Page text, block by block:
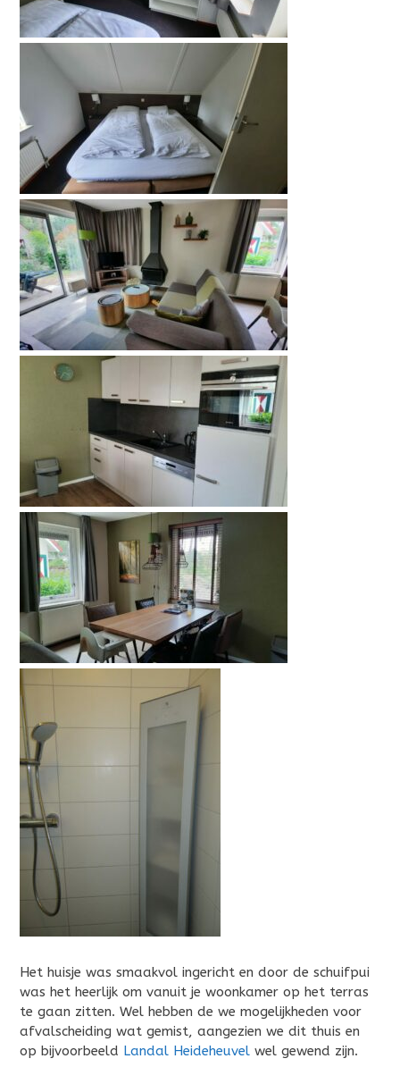
Het huisje was smaakvol ingericht en door de schuifpui
was het heerlijk om vanuit je woonkamer op het terras
te gaan zitten. Wel hebben de we mogelijkheden voor
afvalscheiding wat gemist, aangezien we dit thuis en
op bijvoorbeeld Landal Heideheuvel wel gewend zijn.